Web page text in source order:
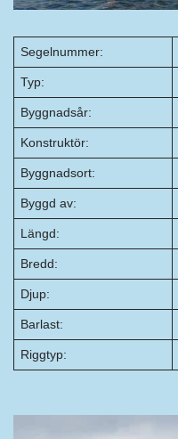
Segelnummer:
Typ:
Byggnadsår:
Konstruktör:
Byggnadsort:
Byggd av:
Längd:
Bredd:
Djup:
Barlast:
Riggtyp: